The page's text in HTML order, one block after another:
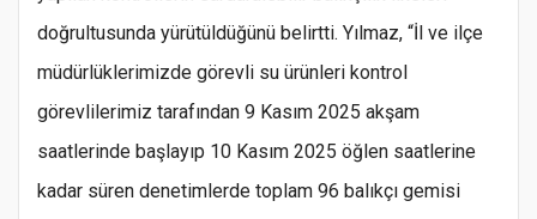
doğrultusunda yürütüldüğünü belirtti. Yılmaz, “İl ve ilçe
müdürlüklerimizde görevli su ürünleri kontrol
görevlilerimiz tarafından 9 Kasım 2025 akşam
saatlerinde başlayıp 10 Kasım 2025 öğlen saatlerine
kadar süren denetimlerde toplam 96 balıkçı gemisi